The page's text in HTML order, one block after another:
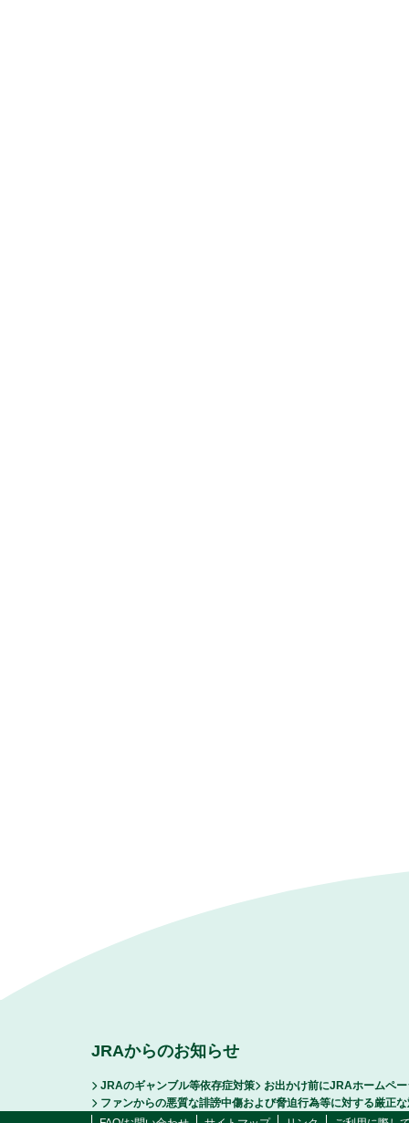
JRAからのお知らせ
JRAのギャンブル等依存症対策
お出かけ前にJRAホームペ
ファンからの悪質な誹謗中傷および脅迫行為等に対する厳正